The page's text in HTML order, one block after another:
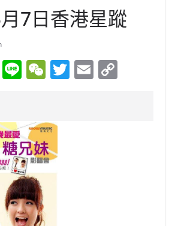
7日香港星蹤
W
p
Li W
h
at
T E